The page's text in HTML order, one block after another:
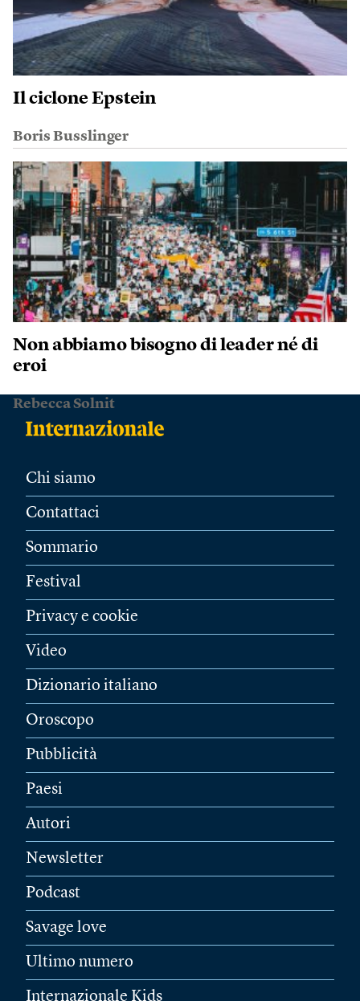
Il ciclone Epstein
Boris Busslinger
Non abbiamo bisogno di leader né di
eroi
Rebecca Solnit
Chi siamo
Contattaci
Sommario
Festival
Privacy e cookie
Video
Dizionario italiano
Oroscopo
Pubblicità
Paesi
Autori
Newsletter
Podcast
Savage love
Ultimo numero
Internazionale Kids